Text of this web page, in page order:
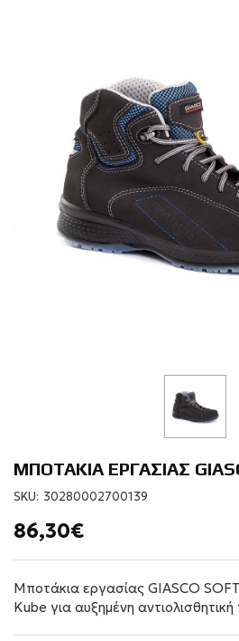
ΜΠΟΤΑΚΙΑ ΕΡΓΑΣΙΑΣ
SKU: 30280002700139
86,30€
Μποτάκια εργασίας GIASCO
Kube για αυξημένη